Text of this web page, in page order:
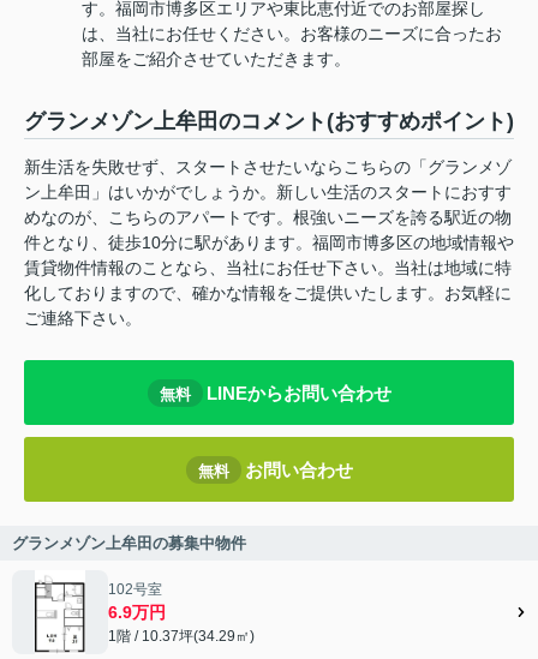
す。福岡市博多区エリアや東比恵付近でのお部屋探し
は、当社にお任せください。お客様のニーズに合ったお
部屋をご紹介させていただきます。
グランメゾン上牟田のコメント(おすすめポイント)
新生活を失敗せず、スタートさせたいならこちらの「グランメゾ
ン上牟田」はいかがでしょうか。新しい生活のスタートにおすす
めなのが、こちらのアパートです。根強いニーズを誇る駅近の物
件となり、徒歩10分に駅があります。福岡市博多区の地域情報や
賃貸物件情報のことなら、当社にお任せ下さい。当社は地域に特
化しておりますので、確かな情報をご提供いたします。お気軽に
ご連絡下さい。
無料 LINEからお問い合わせ
無料 お問い合わせ
グランメゾン上牟田の募集中物件
102号室
6.9万円
1階 / 10.37坪(34.29㎡)